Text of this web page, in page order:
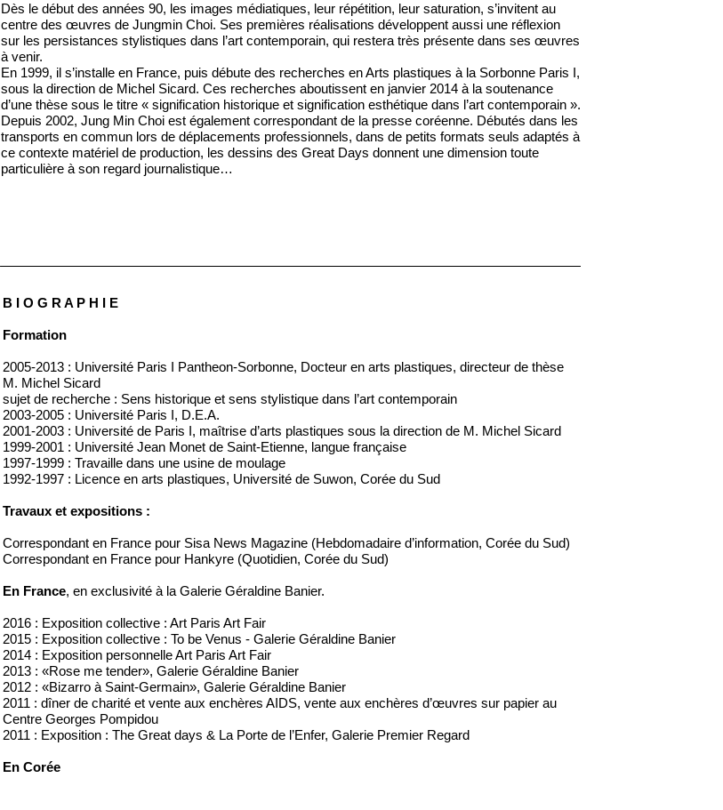
B I O G R A P H I E
Formation
2005-2013 : Université Paris I Pantheon-Sorbonne, Docteur en arts plastiques, directeur de thèse
M. Michel Sicard
sujet de recherche : Sens historique et sens stylistique dans l’art contemporain
2003-2005 : Université Paris I, D.E.A.
2001-2003 : Université de Paris I, maîtrise d’arts plastiques sous la direction de M. Michel Sicard
1999-2001 : Université Jean Monet de Saint-Etienne, langue française
1997-1999 : Travaille dans une usine de moulage
1992-1997 : Licence en arts plastiques, Université de Suwon, Corée du Sud
Travaux et expositions :
Correspondant en France pour Sisa News Magazine (Hebdomadaire d’information, Corée du Sud)
Correspondant en France pour Hankyre (Quotidien, Corée du Sud)
En France, en exclusivité à la Galerie Géraldine Banier.
2016 : Exposition collective : Art Paris Art Fair
2015 : Exposition collective : To be Venus - Galerie Géraldine Banier
2014 : Exposition personnelle Art Paris Art Fair
2013 : «Rose me tender», Galerie Géraldine Banier
2012 : «Bizarro à Saint-Germain», Galerie Géraldine Banier
2011 : dîner de charité et vente aux enchères AIDS, vente aux enchères d’œuvres sur papier au
Centre Georges Pompidou
2011 : Exposition : The Great days & La Porte de l’Enfer, Galerie Premier Regard
En Corée
Dès le début des années 90, les images médiatiques, leur répétition, leur saturation, s’invitent au
centre des œuvres de Jungmin Choi. Ses premières réalisations développent aussi une réflexion
sur les persistances stylistiques dans l’art contemporain, qui restera très présente dans ses œuvres
à venir.
En 1999, il s’installe en France, puis débute des recherches en Arts plastiques à la Sorbonne Paris I,
sous la direction de Michel Sicard. Ces recherches aboutissent en janvier 2014 à la soutenance
d’une thèse sous le titre « signification historique et signification esthétique dans l’art contemporain ».
Depuis 2002, Jung Min Choi est également correspondant de la presse coréenne. Débutés dans les
transports en commun lors de déplacements professionnels, dans de petits formats seuls adaptés à
ce contexte matériel de production, les dessins des Great Days donnent une dimension toute
particulière à son regard journalistique…